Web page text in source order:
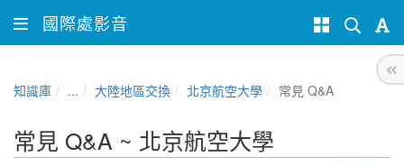
國際處影音
知識庫 ... 大陸地區交換 北京航空大學 常見 Q&A
常見 Q&A ~ 北京航空大學